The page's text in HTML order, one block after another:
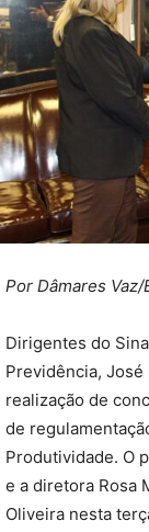
Por Dâmares Vaz/
Dirigentes do
Previdência,
realização de
de
Produtividade. O
e a diretora Rosa
Oliveira nesta